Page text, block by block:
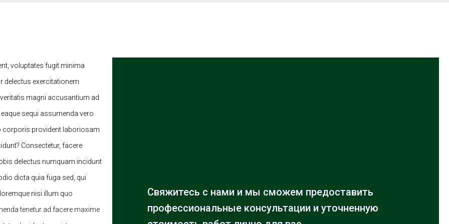
voluptates fugit minima
delectus exercitationem
magni accusantium ad
sequi assumenda vero
corporis provident laboriosam
Consectetur, facere
delectus numquam incidunt
dicta quia fuga sed, qui
nisi illum quo
tenetur ad facere maxime
Свяжитесь с нами и мы сможем предоставить
профессиональные консультации и уточненную